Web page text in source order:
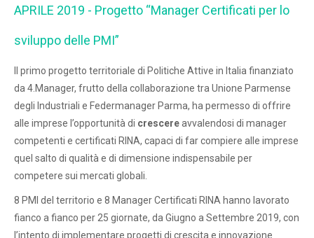
APRILE 2019 - Progetto “Manager Certificati per lo
sviluppo delle PMI”
Il primo progetto territoriale di Politiche Attive in Italia finanziato
da 4.Manager, frutto della collaborazione tra Unione Parmense
degli Industriali e Federmanager Parma, ha permesso di offrire
alle imprese l’opportunità di crescereavvalendosi di manager
competenti e certificati RINA, capaci di far compiere alle imprese
quel salto di qualità e di dimensione indispensabile per
competere sui mercati globali.
8 PMI del territorio e 8 Manager Certificati RINA hanno lavorato
fianco a fianco per 25 giornate, da Giugno a Settembre 2019, con
l’intento di implementare progetti di crescita e innovazione